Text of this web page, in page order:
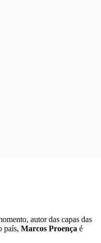
autor das capas das
país, Marcos Proença é